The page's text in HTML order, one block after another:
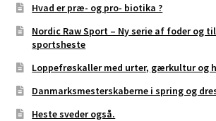
Hvad er præ- og pro- biotika ?
Nordic Raw Sport – Ny serie af foder og
sportsheste
Loppefrøskaller med urter, gærkultur og
Danmarksmesterskaberne i spring og
Heste sveder også.